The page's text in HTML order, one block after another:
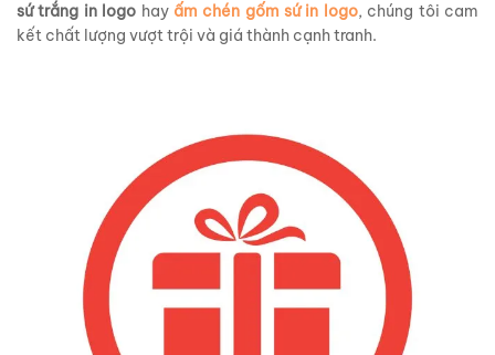
sứ trắng in logo hay ấm chén gốm sứ in logo, chúng tôi cam
kết chất lượng vượt trội và giá thành cạnh tranh.